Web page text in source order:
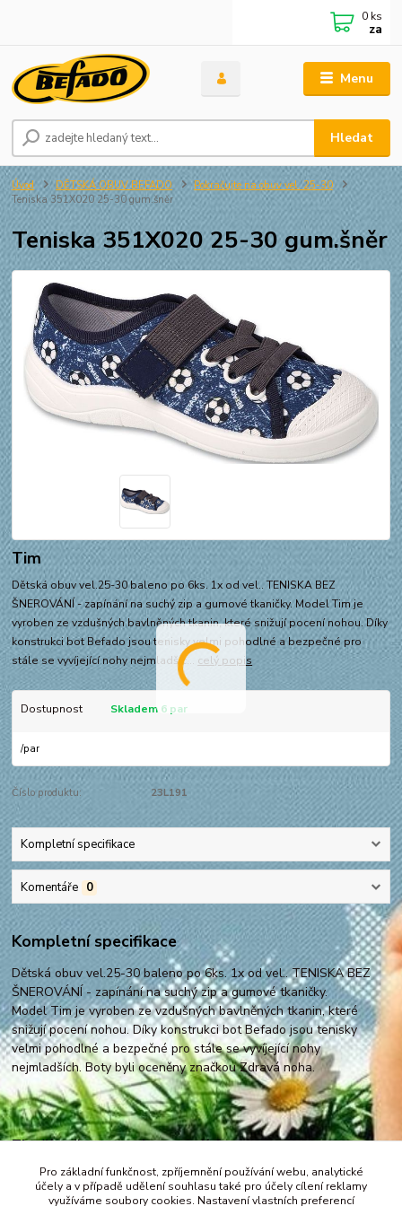
Menu
Hledat
0 ks
za
Úvod DĚTSKÁ OBUV BEFADO
Pokračujte na obuv vel. 25-30
Teniska 351X020 25-30 gum.šněr
Teniska 351X020 25-30 gum.šněr
Tim
Dětská obuv vel.25-30 baleno po 6ks. 1x od vel.. TENISKA BEZ
ŠNEROVÁNÍ - zapínání na suchý zip a gumové tkaničky. Model Tim je
vyroben ze vzdušných bavlněných tkanin, které snižují pocení nohou. Díky
konstrukci bot Befado jsou tenisky velmi pohodlné a bezpečné pro
stále se vyvíjející nohy nejmladšíc... celý popis
Dostupnost Skladem 6 par
/par
Číslo produktu: 23L191
Kompletní specifikace
Komentáře 0
Kompletní specifikace
Dětská obuv vel.25-30 baleno po 6ks. 1x od vel.. TENISKA BEZ
ŠNEROVÁNÍ - zapínání na suchý zip a gumové tkaničky.
Model Tim je vyroben ze vzdušných bavlněných tkanin, které
snižují pocení nohou. Díky konstrukci bot Befado jsou tenisky
velmi pohodlné a bezpečné pro stále se vyvíjející nohy
nejmladších. Boty byli oceněny značkou Zdravá noha.
Zboží zařazeno v kategoriích
Pokračujte na obuv vel. 25-30
Pro základní funkčnost, zpříjemnění používání webu, analytické
účely a v případě udělení souhlasu také pro účely cílení reklamy
využíváme soubory cookies. Nastavení vlastních preferencí